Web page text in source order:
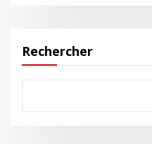
Rechercher